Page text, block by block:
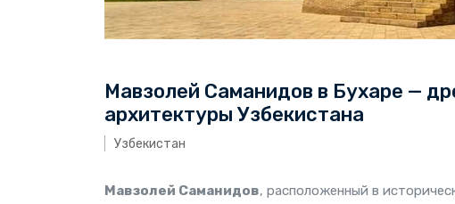
Мавзолей Саманидов в Бухаре —
архитектуры Узбекистана
Узбекистан
Мавзолей Саманидов, расположенный в